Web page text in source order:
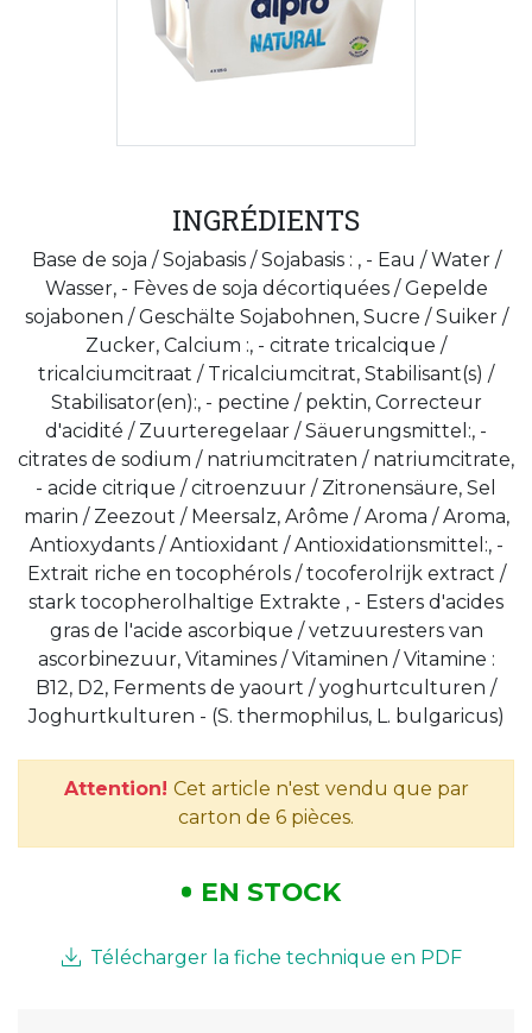
INGRÉDIENTS
Base de soja / Sojabasis / Sojabasis : , - Eau / Water /
Wasser, - Fèves de soja décortiquées / Gepelde
sojabonen / Geschälte Sojabohnen, Sucre / Suiker /
Zucker, Calcium :, - citrate tricalcique /
tricalciumcitraat / Tricalciumcitrat, Stabilisant(s) /
Stabilisator(en):, - pectine / pektin, Correcteur
d'acidité / Zuurteregelaar / Säuerungsmittel:, -
citrates de sodium / natriumcitraten / natriumcitrate,
- acide citrique / citroenzuur / Zitronensäure, Sel
marin / Zeezout / Meersalz, Arôme / Aroma / Aroma,
Antioxydants / Antioxidant / Antioxidationsmittel:, -
Extrait riche en tocophérols / tocoferolrijk extract /
stark tocopherolhaltige Extrakte , - Esters d'acides
gras de l'acide ascorbique / vetzuuresters van
ascorbinezuur, Vitamines / Vitaminen / Vitamine :
B12, D2, Ferments de yaourt / yoghurtculturen /
Joghurtkulturen - (S. thermophilus, L. bulgaricus)
Attention! Cet article n'est vendu que par
carton de 6 pièces.
EN STOCK
Télécharger la fiche technique en PDF